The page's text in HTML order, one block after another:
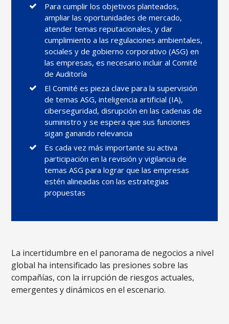
Para cumplir los objetivos planteados,
ampliar las oportunidades de mercado,
atender temas reputacionales, y dar
cumplimiento a las regulaciones ambientales,
sociales y de gobierno corporativo (ASG) en
las empresas, es necesario incluir al Comité
de Auditoría
El Comité es pieza clave para la supervisión
de temas ASG, inteligencia artificial (IA),
ciberseguridad, disrupción en las cadenas de
suministro y se espera que sus funciones
sigan ganando relevancia
Es cada vez más importante su activa
participación en la revisión y vigilancia de
temas ASG para lograr que las empresas
estén alineadas con las estrategias
propuestas
La incertidumbre en el panorama de negocios a nivel
global ha intensificado las presiones sobre las
compañías, con la irrupción de riesgos actuales,
emergentes y dinámicos en el escenario.